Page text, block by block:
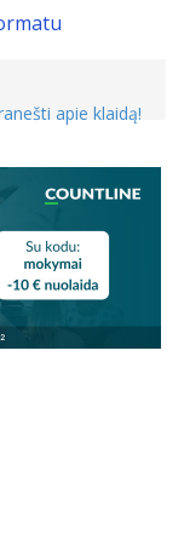
apie klaidą!